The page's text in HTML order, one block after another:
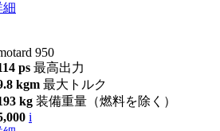
細
950
ps 最高出力
kgm 最大トルク
kg 装備重量（燃料を除く）
i